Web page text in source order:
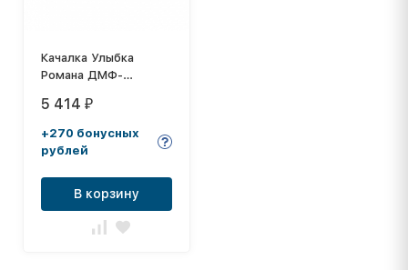
Качалка Улыбка
Романа ДМФ-
5 414 ₽
+270 бонусных
рублей
В корзину